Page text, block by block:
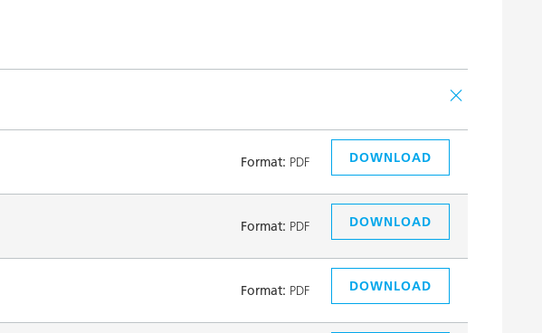
Format: PDF DOWNLOAD
Format: PDF DOWNLOAD
Format: PDF DOWNLOAD